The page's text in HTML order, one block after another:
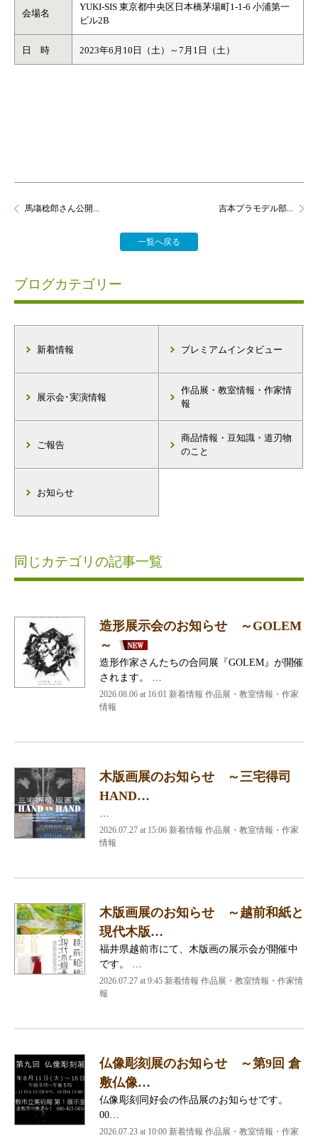
会場名
YUKI-SIS 東京都中央区日本橋茅場町1-1-6 小浦第一
ビル2B
日 時 2023年6月10日（土）～7月1日（土）
馬塲稔郎さん公開...
一覧へ戻る
吉本プラモデル部...
ブログカテゴリー
新着情報 プレミアムインタビュー
展示会･実演情報
作品展・教室情報・作家情
報
ご報告
商品情報・豆知識・道刃物
のこと
お知らせ
同じカテゴリの記事一覧
造形展示会のお知らせ ～GOLEM
～
造形作家さんたちの合同展『GOLEM』が開催
されます。 …
2026.08.06 at 16:01 新着情報 作品展・教室情報・作家
情報
木版画展のお知らせ ～三宅得司
HAND…
2026.07.27 at 15:06 新着情報 作品展・教室情報・作家
情報
木版画展のお知らせ ～越前和紙と
現代木版…
福井県越前市にて、木版画の展示会が開催中
です。 …
2026.07.27 at 9:45 新着情報 作品展・教室情報・作家情
報
仏像彫刻展のお知らせ ～第9回 倉
敷仏像…
仏像彫刻同好会の作品展のお知らせです。
00…
2026.07.23 at 10:00 新着情報 作品展・教室情報・作家